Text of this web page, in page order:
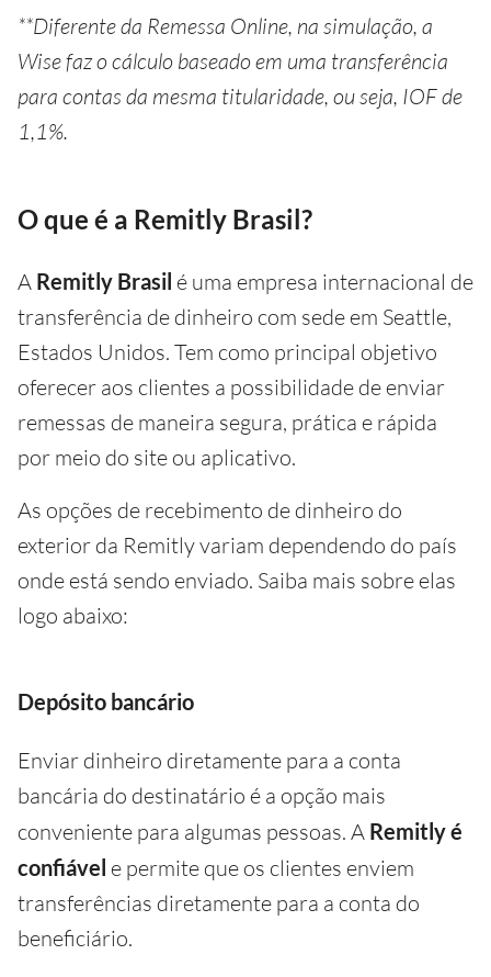
**Diferente da Remessa Online, na simulação, a
Wise faz o cálculo baseado em uma transferência
para contas da mesma titularidade, ou seja, IOF de
1,1%.
O que é a Remitly Brasil?
A Remitly Brasil é uma empresa internacional de
transferência de dinheiro com sede em Seattle,
Estados Unidos. Tem como principal objetivo
oferecer aos clientes a possibilidade de enviar
remessas de maneira segura, prática e rápida
por meio do site ou aplicativo.
As opções de recebimento de dinheiro do
exterior da Remitly variam dependendo do país
onde está sendo enviado. Saiba mais sobre elas
logo abaixo:
Depósito bancário
Enviar dinheiro diretamente para a conta
bancária do destinatário é a opção mais
conveniente para algumas pessoas. A Remitly é
confiável e permite que os clientes enviem
transferências diretamente para a conta do
beneficiário.